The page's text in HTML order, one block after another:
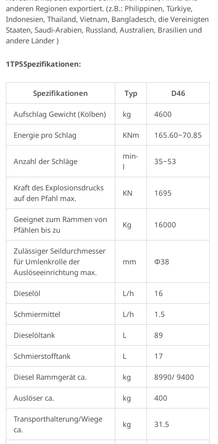
anderen Regionen exportiert. (z.B.: Philippinen, Türkiye,
Indonesien, Thailand, Vietnam, Bangladesch, die Vereinigten
Staaten, Saudi-Arabien, Russland, Australien, Brasilien und
andere Länder )
1TP5Spezifikationen:
Spezifikationen Typ D46
Aufschlag Gewicht (Kolben) kg 4600
Energie pro Schlag KNm 165.60~70.85
Anzahl der Schläge
min-
l
35~53
Kraft des Explosionsdrucks
auf den Pfahl max.
KN 1695
Geeignet zum Rammen von
Pfählen bis zu
Kg 16000
Zulässiger Seildurchmesser
für Umlenkrolle der
Auslöseeinrichtung max.
mm Φ38
Dieselöl L/h 16
Schmiermittel L/h 1.5
Dieselöltank L 89
Schmierstofftank L 17
Diesel Rammgerät ca. kg 8990/ 9400
Auslöser ca. kg 400
Transporthalterung/Wiege
ca.
kg 31.5